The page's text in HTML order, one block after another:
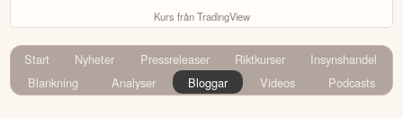
Kurs från TradingView
Start Nyheter Pressreleaser Riktkurser
Insynshandel
Blankning
Analyser Bloggar Videos Podcasts